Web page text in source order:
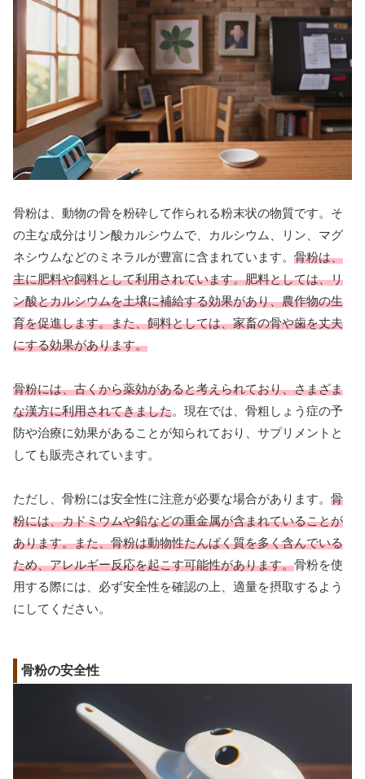
骨粉は、動物の骨を粉砕して作られる粉末状の物質です。そ
の主な成分はリン酸カルシウムで、カルシウム、リン、マグ
ネシウムなどのミネラルが豊富に含まれています。 骨粉は、
主に肥料や飼料として利用されています。肥料としては、リ
ン酸とカルシウムを土壌に補給する効果があり、農作物の生
育を促進します。また、飼料としては、家畜の骨や歯を丈夫
にする効果があります。
骨粉には、古くから薬効があると考えられており、さまざま
な漢方に利用されてきました。現在では、骨粗しょう症の予
防や治療に効果があることが知られており、サプリメントと
しても販売されています。
ただし、骨粉には安全性に注意が必要な場合があります。 骨
粉には、カドミウムや鉛などの重金属が含まれていることが
あります。また、骨粉は動物性たんぱく質を多く含んでいる
ため、アレルギー反応を起こす可能性があります。骨粉を使
用する際には、必ず安全性を確認の上、適量を摂取するよう
にしてください。
骨粉の安全性